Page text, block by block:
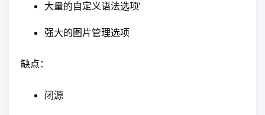
大量的自定义语法选项‘
强大的图片管理选项
缺点：
闭源